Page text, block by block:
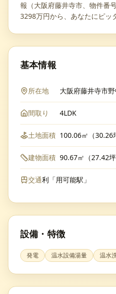
報（大阪府藤井寺市、物件番
3298万円から、あなたにピッ
基本情報
所在地 大阪府藤井寺市野
間取り 4LDK
土地面積 100.06㎡（30.26
建物面積 90.67㎡（27.42
交通利「用可能駅」
設備・特徴
発電 温水設備湯量 温水